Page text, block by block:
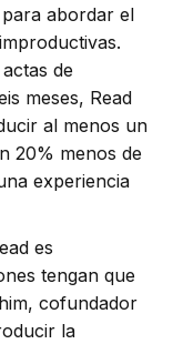
abordar el
de
meses, Read
al menos un
20% menos de
experiencia
es
tengan que
cofundador
la